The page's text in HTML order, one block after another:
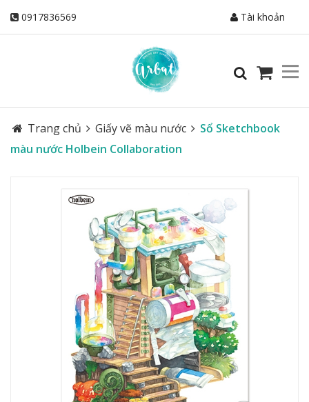
0917836569 Tài khoản
Trang chủ Giấy vẽ màu nước
Sổ Sketchbook
màu nước Holbein Collaboration